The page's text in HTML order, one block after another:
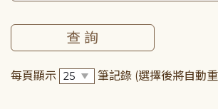
每頁顯示 筆記錄 (選擇後將自動